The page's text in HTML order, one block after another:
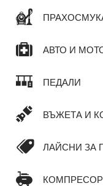
АВТО И
ПЕДАЛИ
ВЪЖЕТА И
ЛАЙСНИ ЗА